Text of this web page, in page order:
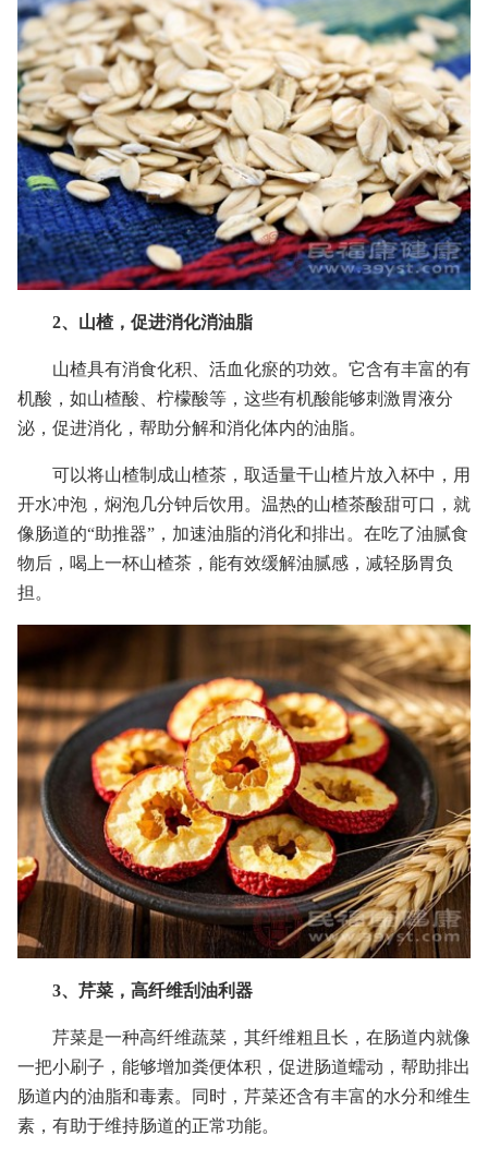
2、山楂，促进消化消油脂
山楂具有消食化积、活血化瘀的功效。它含有丰富的有
机酸，如山楂酸、柠檬酸等，这些有机酸能够刺激胃液分
泌，促进消化，帮助分解和消化体内的油脂。
可以将山楂制成山楂茶，取适量干山楂片放入杯中，用
开水冲泡，焖泡几分钟后饮用。温热的山楂茶酸甜可口，就
像肠道的“助推器”，加速油脂的消化和排出。在吃了油腻食
物后，喝上一杯山楂茶，能有效缓解油腻感，减轻肠胃负
担。
3、芹菜，高纤维刮油利器
芹菜是一种高纤维蔬菜，其纤维粗且长，在肠道内就像
一把小刷子，能够增加粪便体积，促进肠道蠕动，帮助排出
肠道内的油脂和毒素。同时，芹菜还含有丰富的水分和维生
素，有助于维持肠道的正常功能。